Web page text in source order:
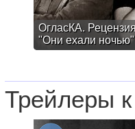
ОгласКА.
"Они ехали ночью"
Трейлеры